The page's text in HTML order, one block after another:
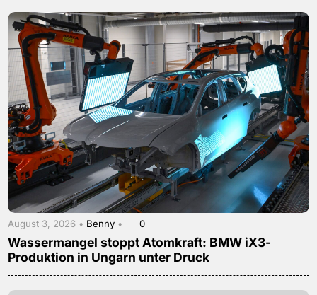
August 3, 2026 • Benny • 0
Wassermangel stoppt Atomkraft: BMW iX3-
Produktion in Ungarn unter Druck